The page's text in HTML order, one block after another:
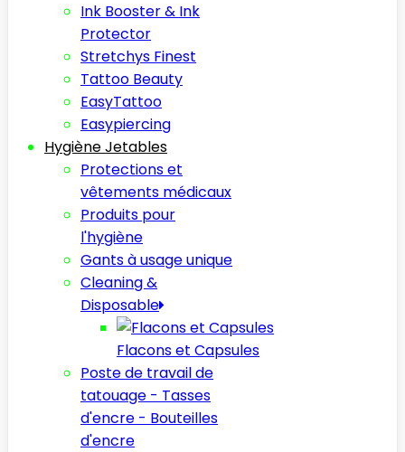
Ink Booster & Ink
Protector
Stretchys Finest
Tattoo Beauty
EasyTattoo
Easypiercing
Hygiène Jetables
Protections et
vêtements médicaux
Produits pour
l'hygiène
Gants à usage unique
Cleaning &
Disposable
Flacons et Capsules
Poste de travail de
tatouage - Tasses
d'encre - Bouteilles
d'encre